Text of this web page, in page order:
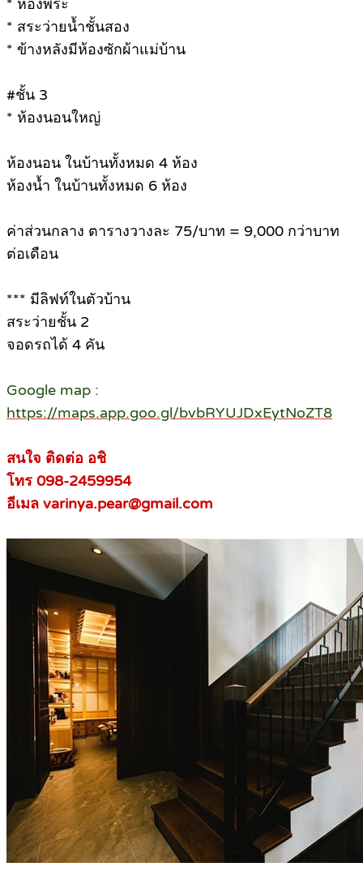
* ห้องพระ
* สระว่ายน้ำชั้นสอง
* ข้างหลังมีห้องซักผ้าแม่บ้าน
#ชั้น 3
* ห้องนอนใหญ่
ห้องนอน ในบ้านทั้งหมด 4 ห้อง
ห้องน้ำ ในบ้านทั้งหมด 6 ห้อง
ค่าส่วนกลาง ตารางวางละ 75/บาท = 9,000 กว่าบาท
ต่อเดือน
*** มีลิฟท์ในตัวบ้าน
สระว่ายชั้น 2
จอดรถได้ 4 คัน
Google map :
https://maps.app.goo.gl/bvbRYUJDxEytNoZT8
สนใจ ติดต่อ อชิ
โทร 098-2459954
อีเมล varinya.pear@gmail.com